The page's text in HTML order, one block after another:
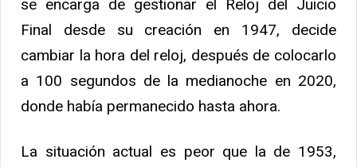
se encarga de gestionar el Reloj del Juicio
Final desde su creación en 1947, decide
cambiar la hora del reloj, después de colocarlo
a 100 segundos de la medianoche en 2020,
donde había permanecido hasta ahora.
La situación actual es peor que la de 1953,